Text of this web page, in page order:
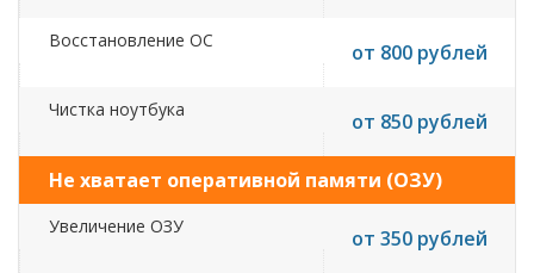
Восстановление ОС от 800 рублей
Чистка ноутбука от 850 рублей
Не хватает оперативной памяти (ОЗУ)
Увеличение ОЗУ от 350 рублей